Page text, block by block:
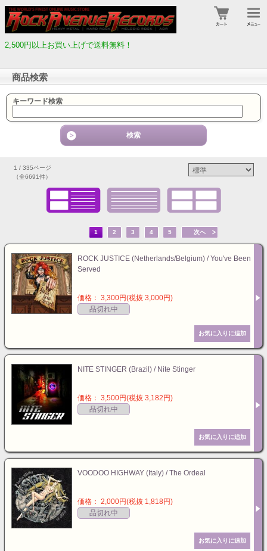
2,500円以上お買い上げで送料無料！
商品検索
キーワード検索
1 / 335ページ
（全6691件）
1 2 3 4 5 次へ
ROCK JUSTICE (Netherlands/Belgium) / You've Been
Served
価格： 3,300円(税抜 3,000円)
品切れ中
NITE STINGER (Brazil) / Nite Stinger
価格： 3,500円(税抜 3,182円)
品切れ中
VOODOO HIGHWAY (Italy) / The Ordeal
価格： 2,000円(税抜 1,818円)
品切れ中